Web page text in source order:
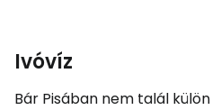
Ivóvíz
Bár Pisában nem talál